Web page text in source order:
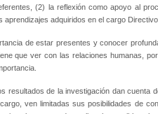
(2) la reflexión como apoyo al
aprendizajes adquiridos en el cargo
de estar presentes y conocer
que ver con las relaciones humanas,
resultados de la investigación dan cuenta
ven limitadas sus posibilidades de